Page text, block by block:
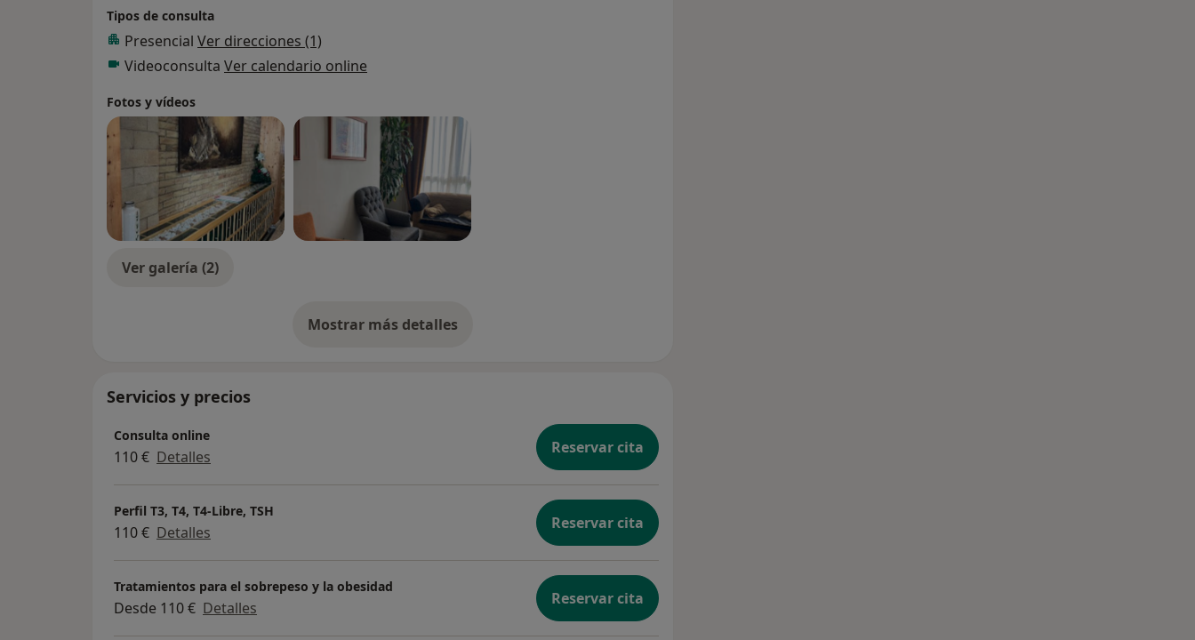
Tipos de consulta
Presencial Ver direcciones (1)
Videoconsulta Ver calendario online
Fotos y vídeos
Ver galería (2)
Mostrar más detalles
sobre la experiencia
Servicios y precios
Consulta online
110 € Detalles Reservar cita
Perfil T3, T4, T4-Libre, TSH
110 € Detalles Reservar cita
Tratamientos para el sobrepeso y la obesidad
Desde 110 € Detalles Reservar cita